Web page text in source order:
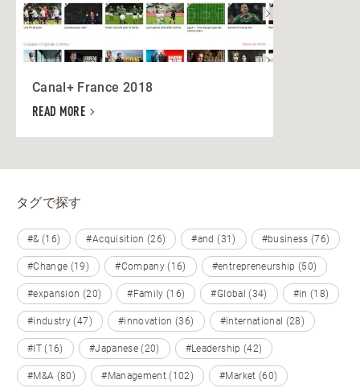
Canal+ France 2018
READ MORE
タグで探す
#& (16) #Acquisition (26) #and (31) #business (76)
#Change (19) #Company (16) #entrepreneurship (50)
#expansion (20) #Family (16) #Global (34) #in (18)
#industry (47) #innovation (36) #international (28)
#IT (16) #Japanese (20) #Leadership (42)
#M&A (80) #Management (102) #Market (60)